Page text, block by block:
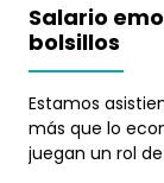
Salario
bolsillos
Estamos
más que lo
juegan un rol